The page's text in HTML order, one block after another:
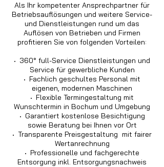
Als Ihr kompetenter Ansprechpartner für
Betriebsauflösungen und weitere Service-
und Dienstleistungen rund um das
Auflösen von Betrieben und Firmen
profitieren Sie von folgenden Vorteilen:
· 360° full-Service Dienstleistungen und
Service für gewerbliche Kunden
· Fachlich geschultes Personal mit
eigenen, modernen Maschinen
· Flexible Termingestaltung mit
Wunschtermin in Bochum und Umgebung
·Garantiert kostenlose Besichtigung
sowie Beratung bei Ihnen vor Ort
· Transparente Preisgestaltung mit fairer
Wertanrechnung
· Professionelle und fachgerechte
Entsorgung inkl. Entsorgungsnachweis